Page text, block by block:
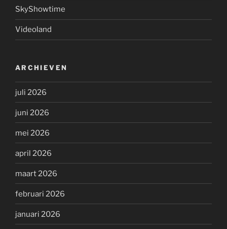
SkyShowtime
Videoland
ARCHIEVEN
juli 2026
juni 2026
mei 2026
april 2026
maart 2026
februari 2026
januari 2026